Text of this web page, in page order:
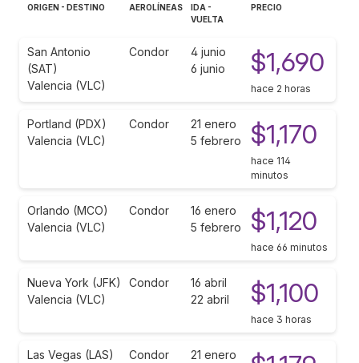
ORIGEN - DESTINO AEROLÍNEAS
IDA -
VUELTA
PRECIO
San Antonio
(SAT)
Valencia (VLC)
Condor
4 junio
6 junio
$1,690
hace 2 horas
Portland (PDX)
Valencia (VLC)
Condor
21 enero
5 febrero
$1,170
hace 114
minutos
Orlando (MCO)
Valencia (VLC)
Condor
16 enero
5 febrero
$1,120
hace 66 minutos
Nueva York (JFK)
Valencia (VLC)
Condor
16 abril
22 abril
$1,100
hace 3 horas
Las Vegas (LAS)
Condor
21 enero